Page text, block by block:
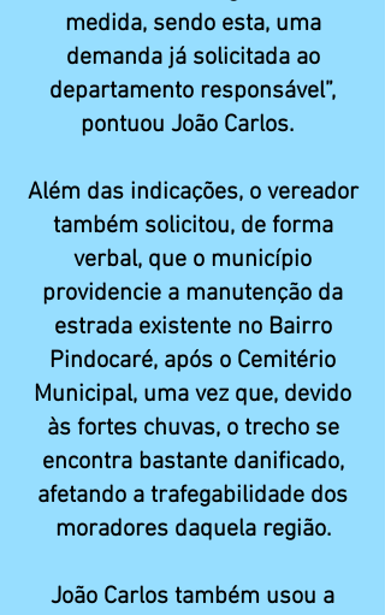
medida, sendo esta, uma
demanda já solicitada ao
departamento responsável”,
pontuou João Carlos.
Além das indicações, o vereador
também solicitou, de forma
verbal, que o município
providencie a manutenção da
estrada existente no Bairro
Pindocaré, após o Cemitério
Municipal, uma vez que, devido
às fortes chuvas, o trecho se
encontra bastante danificado,
afetando a trafegabilidade dos
moradores daquela região.
João Carlos também usou a